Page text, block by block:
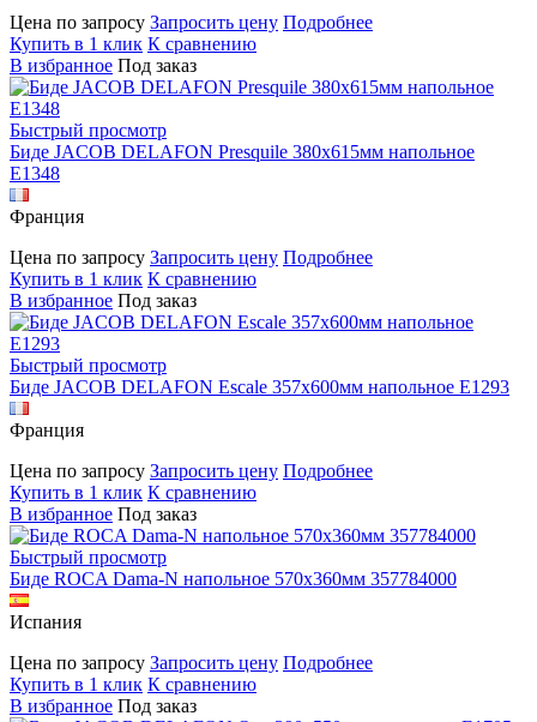
Цена по запросу Запросить цену Подробнее
Купить в 1 клик К сравнению
В избранное Под заказ
Быстрый просмотр
Биде JACOB DELAFON Presquile 380x615мм напольное
E1348
Франция
Цена по запросу Запросить цену Подробнее
Купить в 1 клик К сравнению
В избранное Под заказ
Быстрый просмотр
Биде JACOB DELAFON Escale 357x600мм напольное E1293
Франция
Цена по запросу Запросить цену Подробнее
Купить в 1 клик К сравнению
В избранное Под заказ
Быстрый просмотр
Биде ROCA Dama-N напольное 570х360мм 357784000
Испания
Цена по запросу Запросить цену Подробнее
Купить в 1 клик К сравнению
В избранное Под заказ